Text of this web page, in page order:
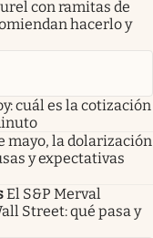
con ramitas de
hacerlo y
cuál es la cotización
mayo, la dolarización
y expectativas
El S&P Merval
Street: qué pasa y